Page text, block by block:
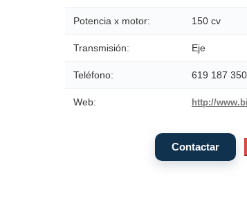
Potencia x motor: 150 cv
Transmisión: Eje
Teléfono: 619 187 350
Web: http://